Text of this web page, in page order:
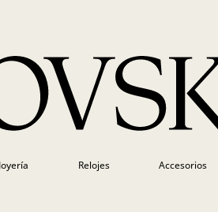
Joyería Relojes Accesorios